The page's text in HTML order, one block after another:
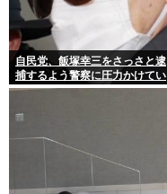
自民党、飯塚幸三をさっさと逮
捕するよう警察に圧力かけてい
たwww